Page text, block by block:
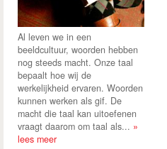
Al leven we in een
beeldcultuur, woorden hebben
nog steeds macht. Onze taal
bepaalt hoe wij de
werkelijkheid ervaren. Woorden
kunnen werken als gif. De
macht die taal kan uitoefenen
vraagt daarom om taal als... »
lees meer